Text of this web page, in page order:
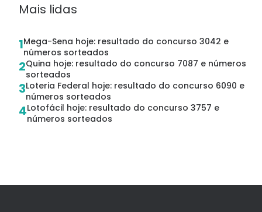
Mais lidas
1Mega-Sena hoje: resultado do concurso 3042 e
números sorteados
2Quina hoje: resultado do concurso 7087 e números
sorteados
3Loteria Federal hoje: resultado do concurso 6090 e
números sorteados
4Lotofácil hoje: resultado do concurso 3757 e
números sorteados